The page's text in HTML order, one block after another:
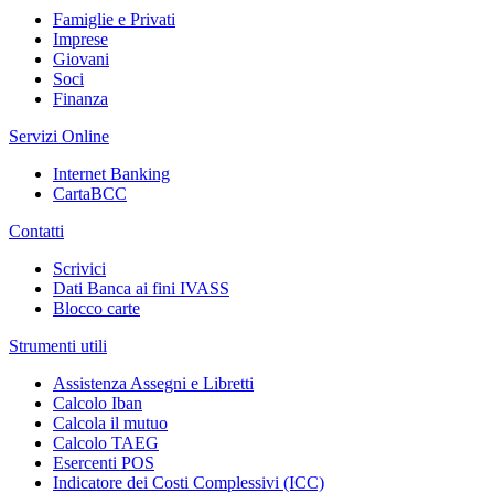
Famiglie e Privati
Imprese
Giovani
Soci
Finanza
Servizi Online
Internet Banking
CartaBCC
Contatti
Scrivici
Dati Banca ai fini IVASS
Blocco carte
Strumenti utili
Assistenza Assegni e Libretti
Calcolo Iban
Calcola il mutuo
Calcolo TAEG
Esercenti POS
Indicatore dei Costi Complessivi (ICC)